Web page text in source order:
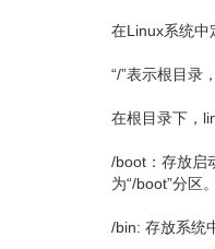
在Linux系统中
“/”表示根目录
在根目录下，
/boot：存放启
为“/boot”分区。
/bin: 存放系统